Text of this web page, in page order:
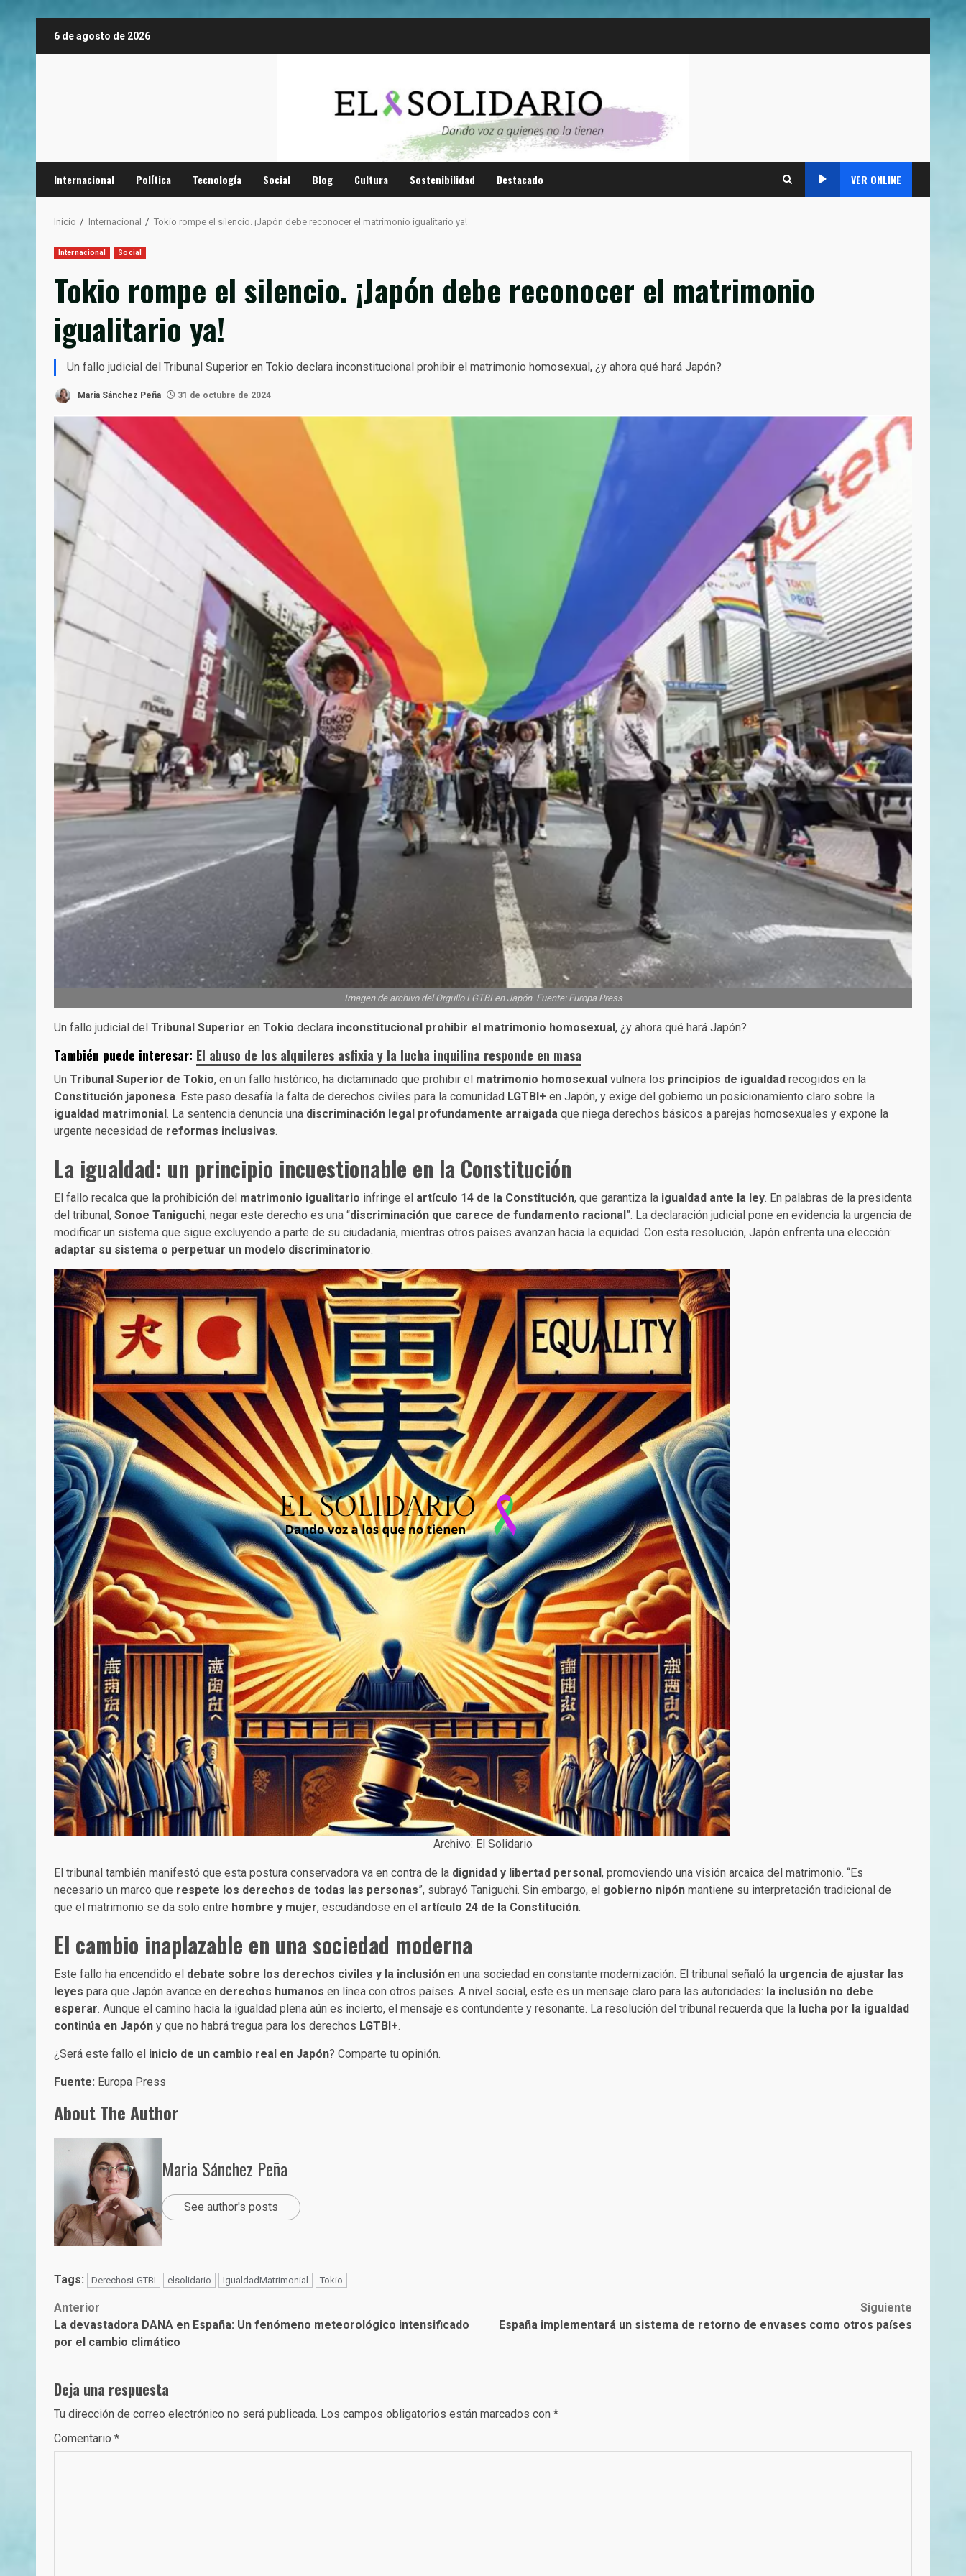
6 de agosto de 2026
Internacional Política Tecnología Social Blog Cultura Sostenibilidad Destacado VER ONLINE
Inicio Internacional Tokio rompe el silencio. ¡Japón debe reconocer el matrimonio igualitario ya!
Internacional Social
Tokio rompe el silencio. ¡Japón debe reconocer el matrimonio
igualitario ya!
Un fallo judicial del Tribunal Superior en Tokio declara inconstitucional prohibir el matrimonio homosexual, ¿y ahora qué hará Japón?
Maria Sánchez Peña 31 de octubre de 2024
Imagen de archivo del Orgullo LGTBI en Japón. Fuente: Europa Press
Un fallo judicial del Tribunal Superior en Tokio declara inconstitucional prohibir el matrimonio homosexual , ¿y ahora qué hará Japón?
También puede interesar: El abuso de los alquileres asfixia y la lucha inquilina responde en masa
Un Tribunal Superior de Tokio, en un fallo histórico, ha dictaminado que prohibir el matrimonio homosexual vulnera los principios de igualdad recogidos en la
Constitución japonesa. Este paso desafía la falta de derechos civiles para la comunidad LGTBI+ en Japón, y exige del gobierno un posicionamiento claro sobre la
igualdad matrimonial . La sentencia denuncia una discriminación legal profundamente arraigada que niega derechos básicos a parejas homosexuales y expone la
urgente necesidad de reformas inclusivas.
La igualdad: un principio incuestionable en la Constitución
El fallo recalca que la prohibición del matrimonio igualitario infringe el artículo 14 de la Constitución, que garantiza la igualdad ante la ley. En palabras de la presidenta
del tribunal, Sonoe Taniguchi, negar este derecho es una “discriminación que carece de fundamento racional ”. La declaración judicial pone en evidencia la urgencia de
modificar un sistema que sigue excluyendo a parte de su ciudadanía, mientras otros países avanzan hacia la equidad. Con esta resolución, Japón enfrenta una elección:
adaptar su sistema o perpetuar un modelo discriminatorio.
Archivo: El Solidario
El tribunal también manifestó que esta postura conservadora va en contra de la dignidad y libertad personal , promoviendo una visión arcaica del matrimonio. “Es
necesario un marco que respete los derechos de todas las personas”, subrayó Taniguchi. Sin embargo, el gobierno nipón mantiene su interpretación tradicional de
que el matrimonio se da solo entre hombre y mujer, escudándose en el artículo 24 de la Constitución.
El cambio inaplazable en una sociedad moderna
Este fallo ha encendido el debate sobre los derechos civiles y la inclusión en una sociedad en constante modernización. El tribunal señaló la urgencia de ajustar las
leyes para que Japón avance en derechos humanos en línea con otros países. A nivel social, este es un mensaje claro para las autoridades: la inclusión no debe
esperar. Aunque el camino hacia la igualdad plena aún es incierto, el mensaje es contundente y resonante. La resolución del tribunal recuerda que la lucha por la igualdad
continúa en Japón y que no habrá tregua para los derechos LGTBI+.
¿Será este fallo el inicio de un cambio real en Japón? Comparte tu opinión.
Fuente: Europa Press
About The Author
Maria Sánchez Peña
See author's posts
Tags: DerechosLGTBI elsolidario IgualdadMatrimonial Tokio
Post
navigation
Anterior
La devastadora DANA en España: Un fenómeno meteorológico intensificado
por el cambio climático
Siguiente
España implementará un sistema de retorno de envases como otros países
Deja una respuesta
Tu dirección de correo electrónico no será publicada. Los campos obligatorios están marcados con *
Comentario *